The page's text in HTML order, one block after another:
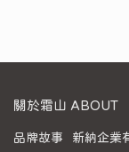
關於霜山 ABOUT
品牌故事 新納企業